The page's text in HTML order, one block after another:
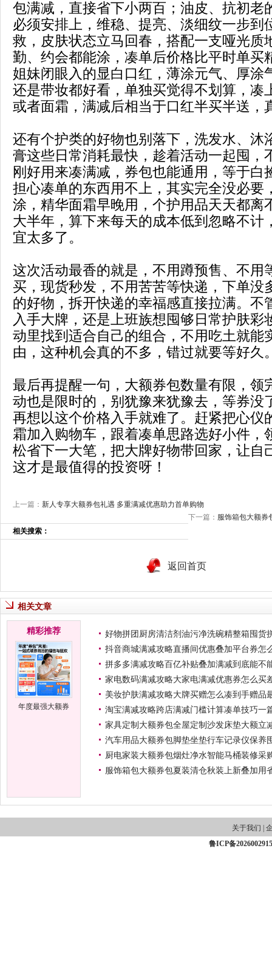
包满减，直接省下小两百；油皮、抗初老
必须安排上，维稳、提亮、淡细纹一步到
救，皮肤状态立马回春，搭配一支哑光质
勤、约会都能涂，凑单后价格比平时单买
姐妹闭眼入的显白口红，薄涂元气、厚涂
还是带妆都好看，单独买觉得不划算，凑
或者面霜，满减后相当于口红半买半送，
还有个护类的好物也别落下，洗发水、沐
膏这些日常消耗最快，趁着活动一起囤，
刚好用来凑满减，券包也能通用，等于白
担心凑单的东西用不上，其实完全没必要
涂，精华面霜早晚用，个护用品天天都离
大半年，算下来每天的成本低到忽略不计
宜太多了。
这次活动最香的就是，不用蹲预售、不用
买，现货秒发，不用苦苦等快递，下单没
的好物，拆开快递的幸福感直接拉满。不
入手大牌，还是上班族想囤够日常护肤彩
动里找到适合自己的组合，不用吃土就能
由，这种机会真的不多，错过就要等好久
最后再提醒一句，大额券包数量有限，领
动也是限时的，别犹豫来犹豫去，等券没
再想以这个价格入手就难了。赶紧把心仪
霜加入购物车，跟着凑单思路选好小件，
松省下一大笔，把大牌好物带回家，让自
这才是最值得的投资呀！
上一篇： 新人专享大额券包礼遇 多重满减优惠助力首单购物
下一篇： 服饰箱包大额券
相关搜索：
返回首页
相关文章
精彩推荐
年度最强大额券
好物拼团厨房清洁剂油污净洗碗精整箱囤货
抖音商城满减攻略直播间优惠叠加平台券怎
拼多多满减攻略百亿补贴叠加满减到底能不
家电数码满减攻略大家电满减优惠券怎么买
美妆护肤满减攻略大牌买赠怎么凑到手赠品
淘宝满减攻略跨店满减门槛计算凑单技巧一
家具定制大额券包全屋定制沙发床垫大额立
汽车用品大额券包脚垫坐垫行车记录仪保养
厨电家装大额券包烟灶净水智能马桶装修采
服饰箱包大额券包夏装清仓秋装上新叠加用
关于我们
鲁ICP备